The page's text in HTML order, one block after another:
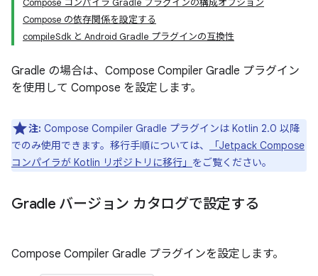
Compose コンパイラ Gradle プラグインの構成オプション
Compose の依存関係を設定する
compileSdk と Android Gradle プラグインの互換性
Gradle の場合は、Compose Compiler Gradle プラグイン
を使用して Compose を設定します。
注: Compose Compiler Gradle プラグインは Kotlin 2.0 以降
でのみ使用できます。移行手順については、
「Jetpack Compose
コンパイラが Kotlin リポジトリに移行」 をご覧ください。
Gradle バージョン カタログで設定する
Compose Compiler Gradle プラグインを設定します。